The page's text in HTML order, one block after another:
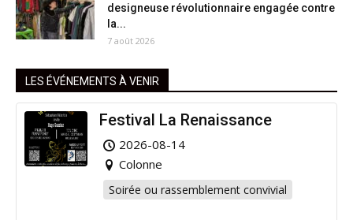
designeuse révolutionnaire engagée contre
la...
7 août 2026
LES ÉVÉNEMENTS À VENIR
Festival La Renaissance
2026-08-14
Colonne
Soirée ou rassemblement convivial